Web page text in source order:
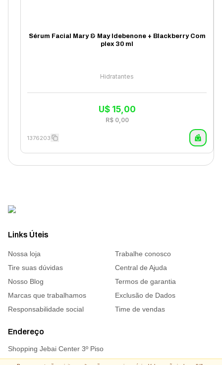
Sérum Facial Mary & May Idebenone + Blackberry Com
plex 30 ml
Hidratantes
U$ 15,00
R$ 0,00
1376203
Links Úteis
Nossa loja
Trabalhe conosco
Tire suas dúvidas
Central de Ajuda
Nosso Blog
Termos de garantia
Marcas que trabalhamos
Exclusão de Dados
Responsabilidade social
Time de vendas
Endereço
Shopping Jebai Center 3º Piso